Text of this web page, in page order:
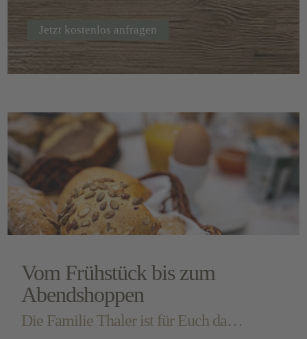
Jetzt kostenlos anfragen
Vom Frühstück bis zum
Abendshoppen
Die Familie Thaler ist für Euch da…